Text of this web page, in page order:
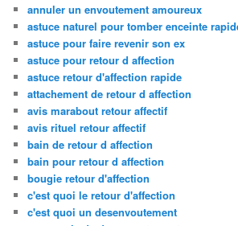
annuler un envoutement amoureux
astuce naturel pour tomber enceinte
astuce pour faire revenir son ex
astuce pour retour d affection
astuce retour d'affection rapide
attachement de retour d affection
avis marabout retour affectif
avis rituel retour affectif
bain de retour d affection
bain pour retour d affection
bougie retour d'affection
c'est quoi le retour d'affection
c'est quoi un desenvoutement